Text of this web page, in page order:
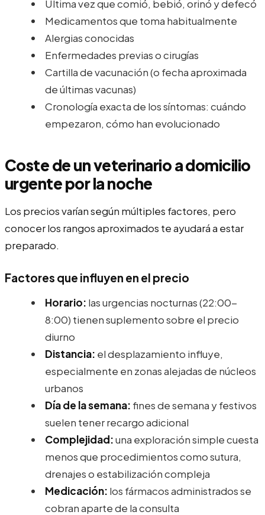
Última vez que comió, bebió, orinó y defecó
Medicamentos que toma habitualmente
Alergias conocidas
Enfermedades previas o cirugías
Cartilla de vacunación (o fecha aproximada
de últimas vacunas)
Cronología exacta de los síntomas: cuándo
empezaron, cómo han evolucionado
Coste de un veterinario a domicilio
urgente por la noche
Los precios varían según múltiples factores, pero
conocer los rangos aproximados te ayudará a estar
preparado.
Factores que influyen en el precio
Horario: las urgencias nocturnas (22:00-
8:00) tienen suplemento sobre el precio
diurno
Distancia: el desplazamiento influye,
especialmente en zonas alejadas de núcleos
urbanos
Día de la semana: fines de semana y festivos
suelen tener recargo adicional
Complejidad:una exploración simple cuesta
menos que procedimientos como sutura,
drenajes o estabilización compleja
Medicación: los fármacos administrados se
cobran aparte de la consulta